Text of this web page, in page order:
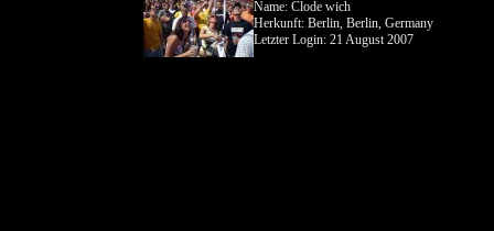
Name: Clode wich
Herkunft: Berlin, Berlin, Germany
Letzter Login: 21 August 2007